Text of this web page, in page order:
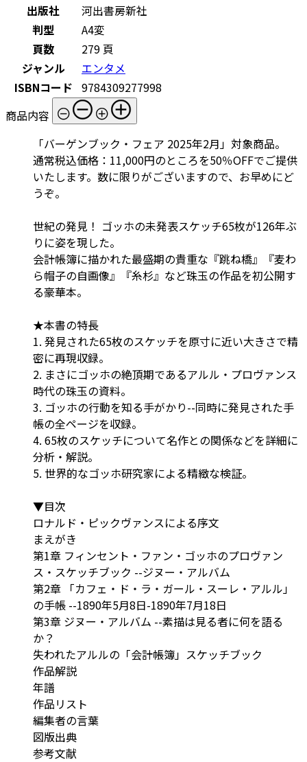
出版社
河出書房新社
判型
A4変
頁数
279 頁
ジャンル
エンタメ
ISBNコード 9784309277998
商品内容
「バーゲンブック・フェア 2025年2月」対象商品。
通常税込価格：11,000円のところを50％OFFでご提供
いたします。数に限りがございますので、お早めにど
うぞ。
世紀の発見！ ゴッホの未発表スケッチ65枚が126年ぶ
りに姿を現した。
会計帳簿に描かれた最盛期の貴重な『跳ね橋』『麦わ
ら帽子の自画像』『糸杉』など珠玉の作品を初公開す
る豪華本。
★本書の特長
1. 発見された65枚のスケッチを原寸に近い大きさで精
密に再現収録。
2. まさにゴッホの絶頂期であるアルル・プロヴァンス
時代の珠玉の資料。
3. ゴッホの行動を知る手がかり--同時に発見された手
帳の全ページを収録。
4. 65枚のスケッチについて名作との関係などを詳細に
分析・解説。
5. 世界的なゴッホ研究家による精緻な検証。
▼目次
ロナルド・ピックヴァンスによる序文
まえがき
第1章 フィンセント・ファン・ゴッホのプロヴァン
ス・スケッチブック --ジヌー・アルバム
第2章 「カフェ・ド・ラ・ガール・スーレ・アルル」
の手帳 --1890年5月8日-1890年7月18日
第3章 ジヌー・アルバム --素描は見る者に何を語る
か？
失われたアルルの「会計帳簿」スケッチブック
作品解説
年譜
作品リスト
編集者の言葉
図版出典
参考文献